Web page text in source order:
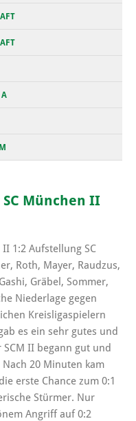
München II
1:2 Aufstellung SC
Roth, Mayer, Raudzus,
Gräbel, Sommer,
Niederlage gegen
Kreisligaspielern
es ein sehr gutes und
II begann gut und
20 Minuten kam
erste Chance zum 0:1
Stürmer. Nur
Angriff auf 0:2